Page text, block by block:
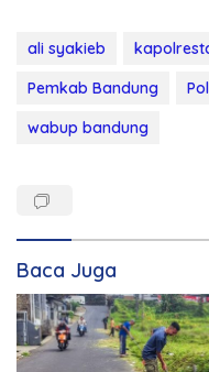
ali syakieb
Pemkab Bandung
wabup bandung
Baca Juga